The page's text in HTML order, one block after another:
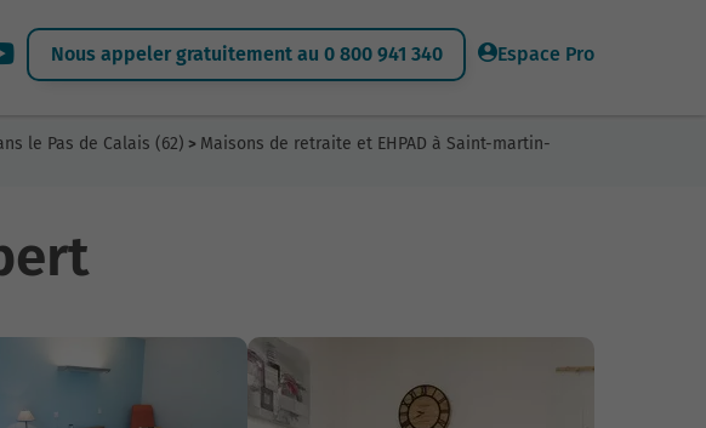
Nous appeler gratuitement au 0 800 941 340 Espace Pro
le Pas de Calais (62) > Maisons de retraite et EHPAD à Saint-martin-